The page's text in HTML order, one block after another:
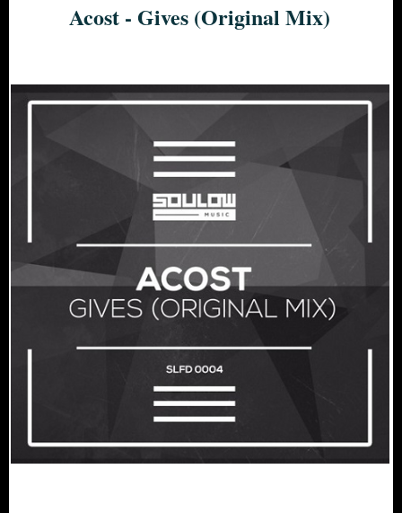
Acost - Gives (Original Mix)